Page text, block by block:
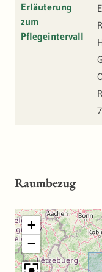
Datenmodell des
Merkmale 5 bis 12
Erläuterung
zum
Pflegeintervall
Raumbezug
+
−